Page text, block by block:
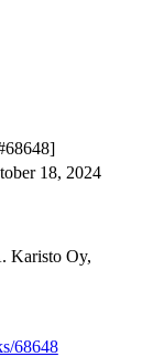
18, 2024
Karisto Oy,
68648